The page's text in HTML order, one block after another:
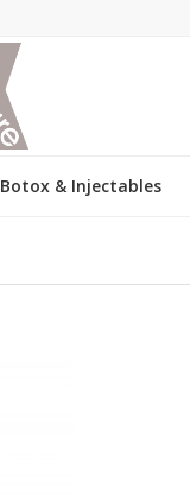
Botox & Injectables